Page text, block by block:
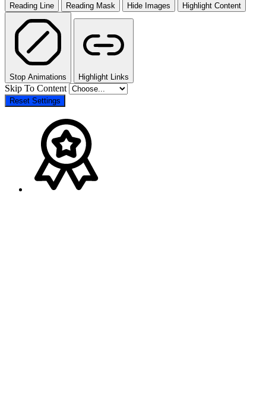
Reading Line Reading Mask Hide Images Highlight Content
Stop Animations Highlight Links
Skip To Content
Reset Settings